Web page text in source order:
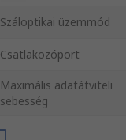
Száloptikai üzemmód
Csatlakozóport
Maximális adatátviteli
sebesség